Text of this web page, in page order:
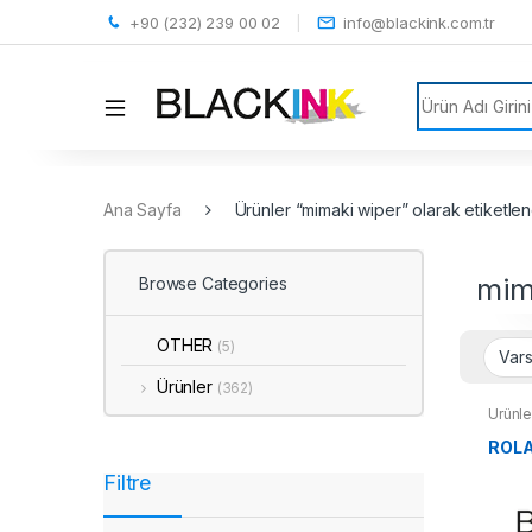
+90 (232) 239 00 02 info@blackink.com.tr
Search for:
Ana Sayfa Ürünler “mimaki wiper” olarak
Browse Categories
OTHER (5)
Ürünler (362)
Filtre